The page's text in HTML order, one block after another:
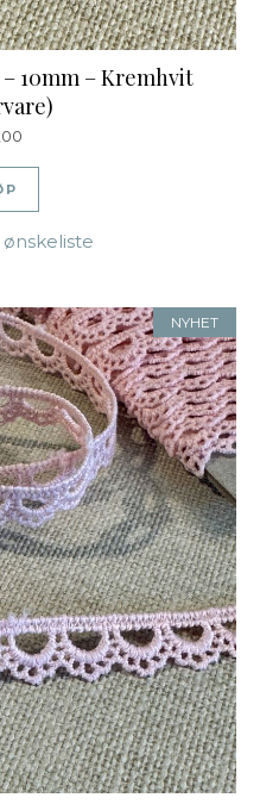
10mm – Kremhvit
NYHET